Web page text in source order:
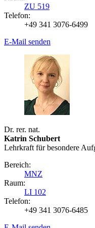
ZU 519
Telefon:
+49 341 3076-6499
E-Mail senden
Dr. rer. nat.
Katrin Schubert
Lehrkraft für besondere
Bereich:
MNZ
Raum:
LI 102
Telefon:
+49 341 3076-6485